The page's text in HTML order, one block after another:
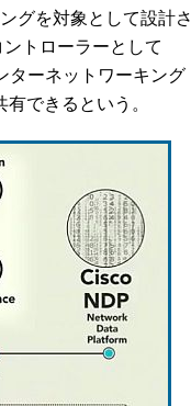
グを対象として設計さ
トローラーとして
ターネットワーキング
できるという。